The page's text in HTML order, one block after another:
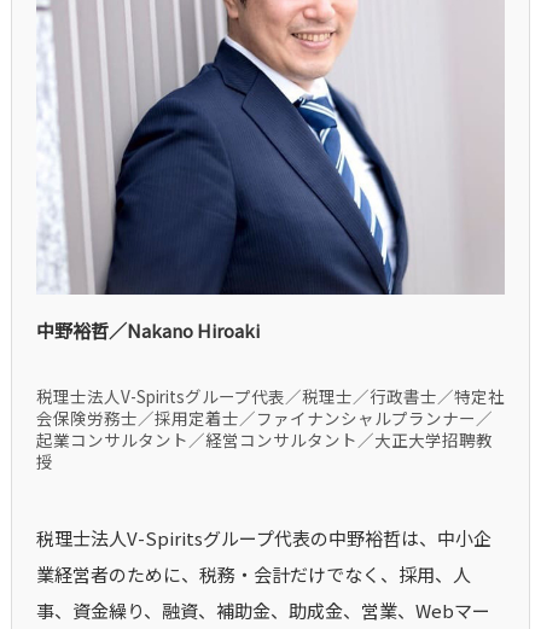
中野裕哲／Nakano Hiroaki
税理士法人V-Spiritsグループ代表／税理士／行政書士／特定社
会保険労務士／採用定着士／ファイナンシャルプランナー／
起業コンサルタント／経営コンサルタント／大正大学招聘教
授
税理士法人V-Spiritsグループ代表の中野裕哲は、中小企
業経営者のために、税務・会計だけでなく、採用、人
事、資金繰り、融資、補助金、助成金、営業、Webマー